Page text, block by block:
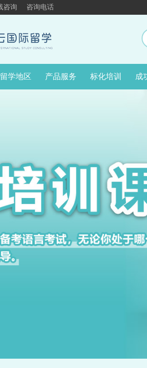
咨询 咨询电话
留学地区 产品服务 标化培训 成